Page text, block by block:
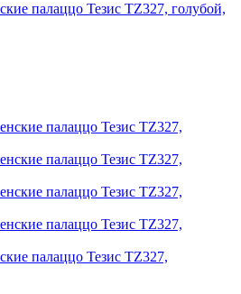
палаццо Тезис TZ327, голубой,
палаццо Тезис TZ327,